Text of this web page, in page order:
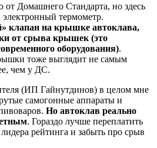
от Домашнего Стандарта, но здесь
термометр.
клапан на крышке автоклава,
от срыва крышек (это
оборудования).
тоже выглядит не самым
чем у ДС.
(ИП Гайнутдинов) в целом мне
самогонные аппараты и
Но автоклав реально
. Гораздо лучше переплатить
рейтинга и забыть про срыв